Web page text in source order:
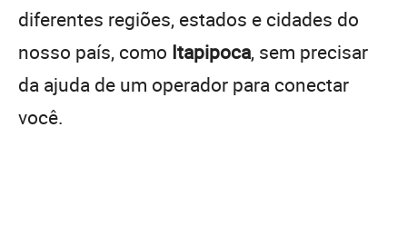
diferentes regiões, estados e cidades do
nosso país, como Itapipoca, sem precisar
da ajuda de um operador para conectar
você.